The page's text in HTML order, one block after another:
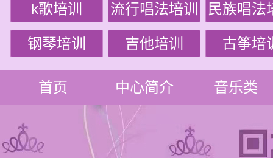
k歌培训 流行唱法培训 民族唱法
钢琴培训 吉他培训 古筝培
首页 中心简介 音乐类